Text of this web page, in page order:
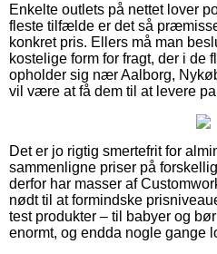
Enkelte outlets på nettet lover
fleste tilfælde er det så
konkret pris. Ellers må man
kostelige form for fragt, der i de
opholder sig nær Aalborg,
vil være at få dem til at levere
Det er jo rigtig smertefrit for
sammenligne priser på
derfor har masser af
nødt til at formindske
test produkter – til babyer og
enormt, og endda nogle gange